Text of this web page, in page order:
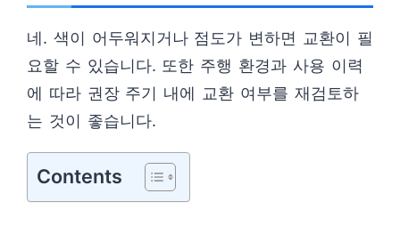
네. 색이 어두워지거나 점도가 변하면 교환이 필
요할 수 있습니다. 또한 주행 환경과 사용 이력
에 따라 권장 주기 내에 교환 여부를 재검토하
는 것이 좋습니다.
Contents